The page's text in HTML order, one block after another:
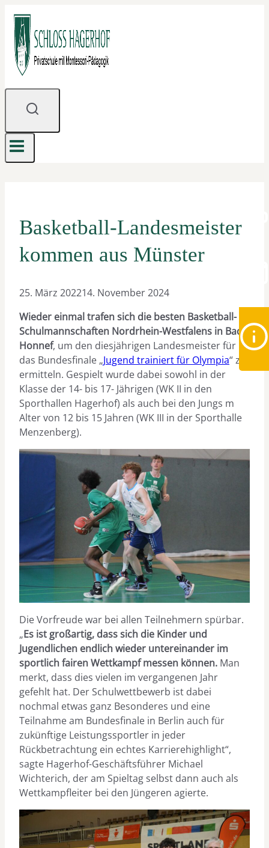
Zum
Inhalt
springen
Basketball-Landesmeister
kommen aus Münster
25. März 202214. November 2024
Wieder einmal trafen sich die besten Basketball-
Schulmannschaften Nordrhein-Westfalens in Bad
Honnef, um den diesjährigen Landesmeister für
das Bundesfinale „Jugend trainiert für Olympia“ zu
ermitteln. Gespielt wurde dabei sowohl in der
Klasse der 14- bis 17- Jährigen (WK II in den
Sporthallen Hagerhof) als auch bei den Jungs m
Alter von 12 bis 15 Jahren (WK III in der Sporthalle
Menzenberg).
Die Vorfreude war bei allen Teilnehmern spürbar.
„Es ist großartig, dass sich die Kinder und
Jugendlichen endlich wieder untereinander im
sportlich fairen Wettkampf messen können. Man
merkt, dass dies vielen im vergangenen Jahr
gefehlt hat. Der Schulwettbewerb ist dabei
nochmal etwas ganz Besonderes und eine
Teilnahme am Bundesfinale in Berlin auch für
zukünftige Leistungssportler in jeder
Rückbetrachtung ein echtes Karrierehighlight“,
sagte Hagerhof-Geschäftsführer Michael
Wichterich, der am Spieltag selbst dann auch als
Wettkampfleiter bei den Jüngeren agierte.